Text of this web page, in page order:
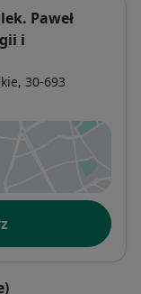
Paweł
i
, 30-693
w nowej karcie